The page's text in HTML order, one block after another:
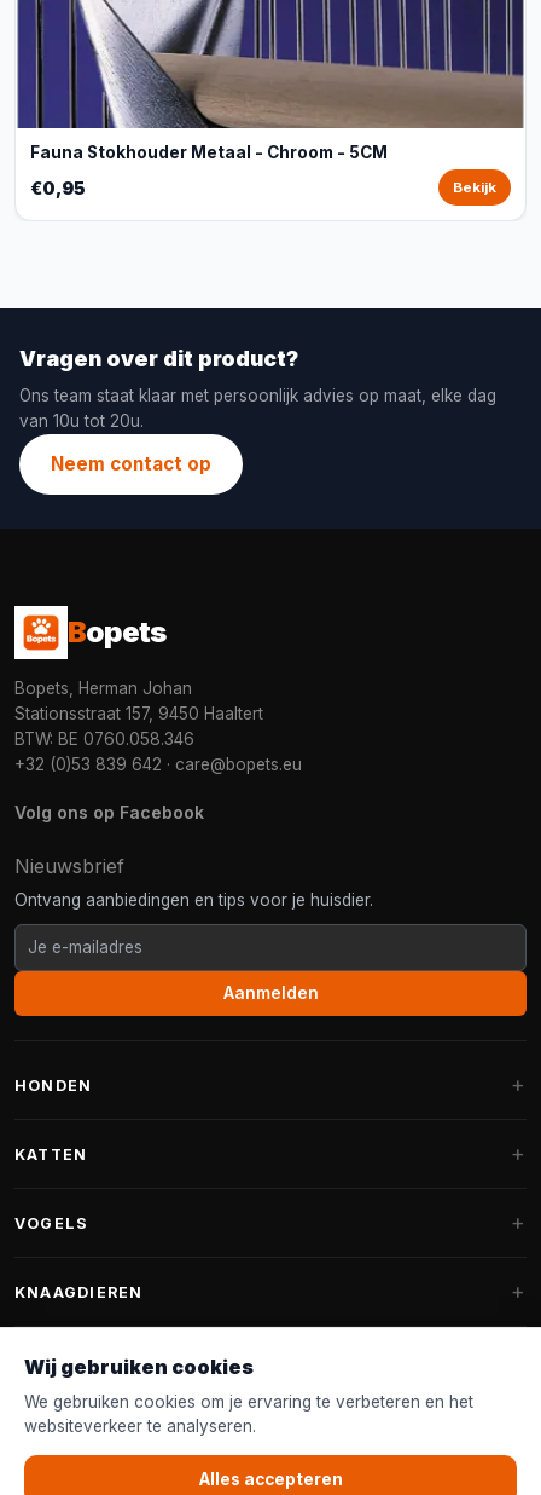
Fauna Stokhouder Metaal - Chroom - 5CM
€0,95 Bekijk
Vragen over dit product?
Ons team staat klaar met persoonlijk advies op maat, elke dag
van 10u tot 20u.
Neem contact op
Bopets
Bopets, Herman Johan
Stationsstraat 157, 9450 Haaltert
BTW: BE 0760.058.346
+32 (0)53 839 642 · care@bopets.eu
Volg ons op Facebook
Nieuwsbrief
Ontvang aanbiedingen en tips voor je huisdier.
Aanmelden
HONDEN
Fantail hondenmanden
Hondenspeelgoed
Halsband & Lijn
Shampoo & Verzorging
KATTEN
Krabpalen voor Maine Coon
Kattenmanden
VOGELS
Vogelvoer binnenvogels
Voederhuisjes
Nestkastjes & Nesting
Tuinvogelvoer
KNAAGDIEREN
Knaagdierenvoer
Accessoires
KLANTENSERVICE
Wij gebruiken cookies
We gebruiken cookies om je ervaring te verbeteren en het
websiteverkeer te analyseren.
Alles accepteren